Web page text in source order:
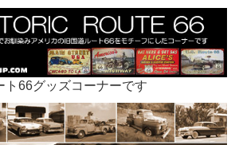
ト66グッズコーナーです